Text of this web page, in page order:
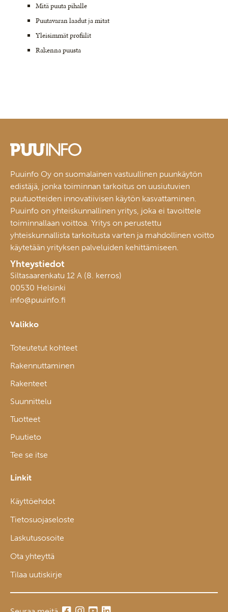
Mitä puuta pihalle
Puutavaran laadut ja mitat
Yleisimmät profiilit
Rakenna puusta
Puuinfo Oy on suomalainen vastuullinen puunkäytön
edistäjä, jonka toiminnan tarkoitus on uusiutuvien
puutuotteiden innovatiivisen käytön kasvattaminen.
Puuinfo on yhteiskunnallinen yritys, joka ei tavoittele
toiminnallaan voittoa. Yritys on perustettu
yhteiskunnallista tarkoitusta varten ja mahdollinen voitto
käytetään yrityksen palveluiden kehittämiseen.
Yhteystiedot
Siltasaarenkatu 12 A (8. kerros)
00530 Helsinki
info@puuinfo.fi
Valikko
Toteutetut kohteet
Rakennuttaminen
Rakenteet
Suunnittelu
Tuotteet
Puutieto
Tee se itse
Linkit
Käyttöehdot
Tietosuojaseloste
Laskutusosoite
Ota yhteyttä
Tilaa uutiskirje